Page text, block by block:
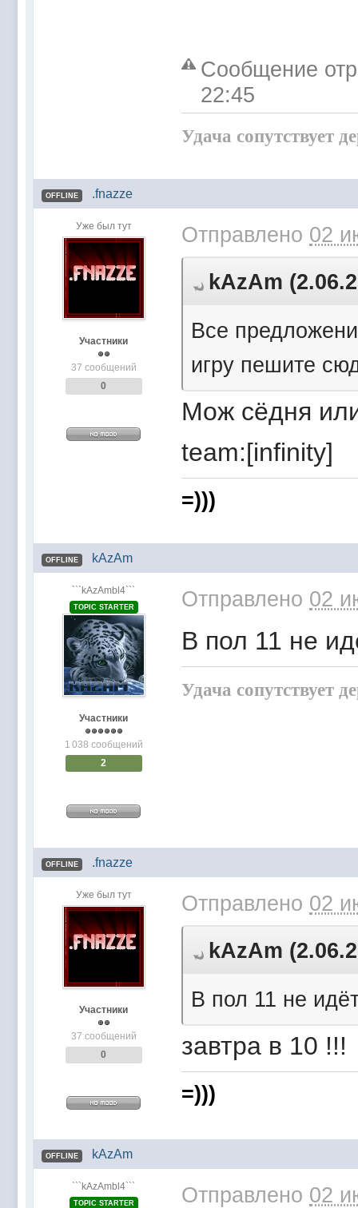
Сообщение
22:45
Удача сопутствует
OFFLINE .fnazze
Уже был тут
Участники
37 сообщений
0
Отправлено 02
kAzAm
Все
игру пешите
Мож сёдня
team:[infinity]
=)))
OFFLINE kAzAm
```kAzAmbl4```
TOPIC STARTER
Участники
1 038 сообщений
2
Отправлено 02
В пол 11 не
Удача сопутствует
OFFLINE .fnazze
Уже был тут
Участники
37 сообщений
0
Отправлено 02
kAzAm
В пол 11 не
завтра в 10 !!!
=)))
OFFLINE kAzAm
```kAzAmbl4```
TOPIC STARTER Отправлено 02